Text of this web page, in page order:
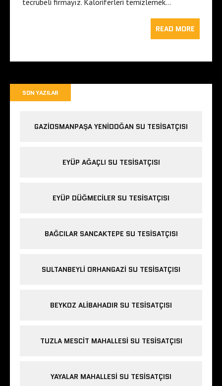
READ MORE
SON YAZILAR
GAZIOSMANPAŞA YENIDOĞAN SU TESISATÇISI
EYÜP AĞAÇLI SU TESISATÇISI
EYÜP DÜĞMECILER SU TESISATÇISI
BAĞCILAR SANCAKTEPE SU TESISATÇISI
SULTANBEYLI ORHANGAZI SU TESISATÇISI
BEYKOZ ALIBAHADIR SU TESISATÇISI
TUZLA MESCIT MAHALLESI SU TESISATÇISI
YAYALAR MAHALLESI SU TESISATÇISI